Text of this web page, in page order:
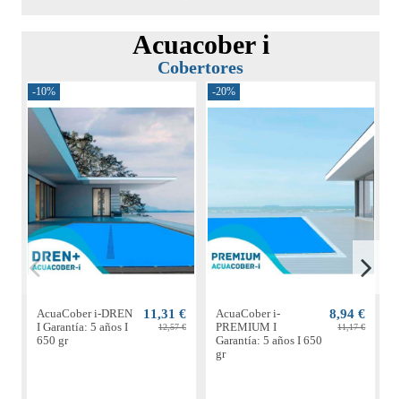
Acuacober i
Cobertores
-10%
AcuaCober i-DREN
I Garantía: 5 años I
650 gr
11,31 €
12,57 €
-20%
AcuaCober i-
PREMIUM I
Garantía: 5 años I 650
gr
8,94 €
11,17 €